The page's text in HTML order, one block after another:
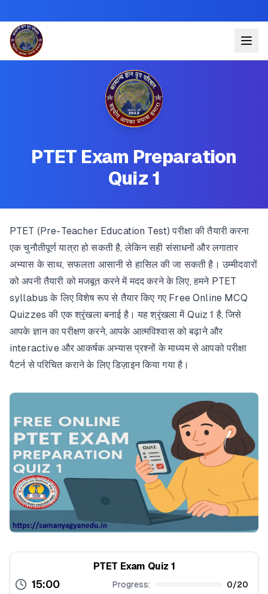
PTET Exam Preparation
Quiz 1
PTET (Pre-Teacher Education Test) परीक्षा की तैयारी करना
एक चुनौतीपूर्ण यात्रा हो सकती है, लेकिन सही संसाधनों और लगातार
अभ्यास के साथ, सफलता आसानी से हासिल की जा सकती है। उम्मीदवारों
को अपनी तैयारी को मजबूत करने में मदद करने के लिए, हमने PTET
syllabus के लिए विशेष रूप से तैयार किए गए Free Online MCQ
Quizzes की एक श्रृंखला बनाई है। यह श्रृंखला में Quiz 1 है, जिसे
आपके ज्ञान का परीक्षण करने, आपके आत्मविश्वास को बढ़ाने और
interactive और आकर्षक अभ्यास प्रश्नों के माध्यम से आपको परीक्षा
पैटर्न से परिचित कराने के लिए डिज़ाइन किया गया है।
PTET Exam Quiz 1
15:00 Progress: 0/20